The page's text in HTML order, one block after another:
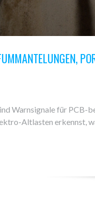
Warnsignale für PCB-
Altlasten erkennst,